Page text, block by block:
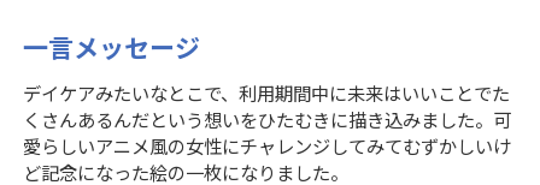
一言メッセージ
デイケアみたいなとこで、利用期間中に未来はいいことでた
くさんあるんだという想いをひたむきに描き込みました。可
愛らしいアニメ風の女性にチャレンジしてみてむずかしいけ
ど記念になった絵の一枚になりました。